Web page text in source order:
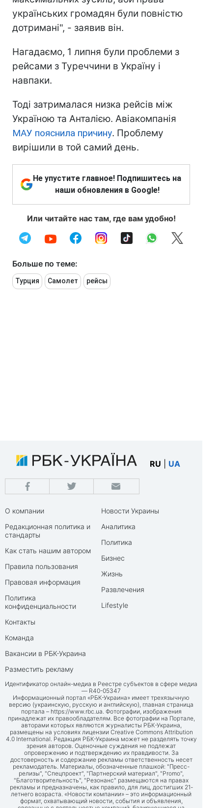
українських громадян були повністю
дотримані", - заявив він.
Нагадаємо, 1 липня були проблеми з
рейсами з Туреччини в Україну і
навпаки.
Тоді затрималася низка рейсів між
Україною та Анталією. Авіакомпанія
МАУ пояснила причину. Проблему
вирішили в той самий день.
Не упустите главное! Подпишитесь на
наши обновления в Google!
Или читайте нас там, где вам удобно!
Больше по теме:
Турция Самолет рейсы
RU UA
О компании
Редакционная политика и
стандарты
Как стать нашим автором
Правила пользования
Правовая информация
Политика
конфиденциальности
Контакты
Команда
Вакансии в РБК-Украина
Разместить рекламу
Новости Украины
Аналитика
Политика
Бизнес
Жизнь
Развлечения
Lifestyle
Идентификатор онлайн-медиа в Реестре субъектов в сфере медиа
— R40-05347
Информационный портал «РБК-Украина» имеет трехязычную
версию (украинскую, русскую и английскую), главная страница
портала – https://www.rbc.ua. Фотографии, изображения
принадлежат их правообладателям. Все фотографии на Портале,
авторами которых являются журналисты РБК-Украина,
размещены на условиях лицензии Creative Commons Attribution
4.0 International. Редакция РБК-Украина может не разделять точку
зрения авторов. Оценочные суждения не подлежат
опровержению и подтверждению их правдивости. За
достоверность и содержание рекламы ответственность несет
рекламодатель. Материалы, обозначенные плашкой: "Пресс-
релизы", "Спецпроект", "Партнерский материал", "Promo",
"Благотворительность", "Резонанс" размещаются на правах
рекламы и предназначены, как правило, для лиц, достигших 21-
летнего возраста. «Новости компании» – это информационный
формат, охватывающий новости, события и объявления,